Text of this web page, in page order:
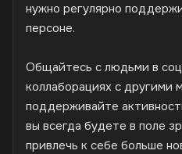
нужно регулярно
персоне.
Общайтесь с людьми в
коллаборациях с другими
поддерживайте
вы всегда будете в поле
привлечь к себе больше